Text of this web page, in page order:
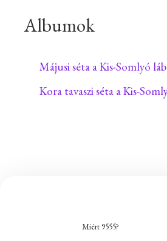
Albumok
Májusi séta a Kis-Somlyó
Kora tavaszi séta a Kis-
Miért 9555?